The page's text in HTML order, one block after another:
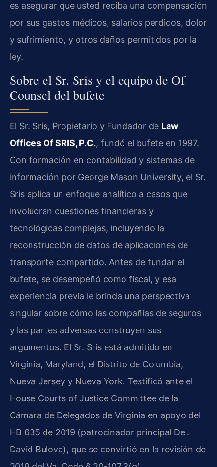
es asegurar que usted reciba una compensación
por sus gastos médicos, salarios perdidos, dolor
y sufrimiento, y otros daños permitidos por la
ley.
Sobre el Sr. Sris y el equipo de Of
Counsel del bufete
El Sr. Sris, Propietario y Fundador de Law
Offices Of SRIS, P.C., fundó el bufete en 1997.
Con formación en contabilidad y sistemas de
información por George Mason University, el Sr.
Sris aplica un enfoque analítico a casos que
involucran cuestiones financieras y
tecnológicas complejas, incluyendo la
reconstrucción de datos de aplicaciones de
transporte compartido. Antes de fundar el
bufete, se desempeñó como fiscal, y esa
experiencia previa le brinda una perspectiva
singular sobre cómo las compañías de seguros
y las partes adversas construyen sus
argumentos. El Sr. Sris está admitido en
Virginia, Maryland, el Distrito de Columbia,
Nueva Jersey y Nueva York. Testificó ante el
House Courts of Justice Committee de la
Cámara de Delegados de Virginia en apoyo del
HB 635 de 2019 (patrocinador principal Del.
David Bulova), que se convirtió en la revisión de